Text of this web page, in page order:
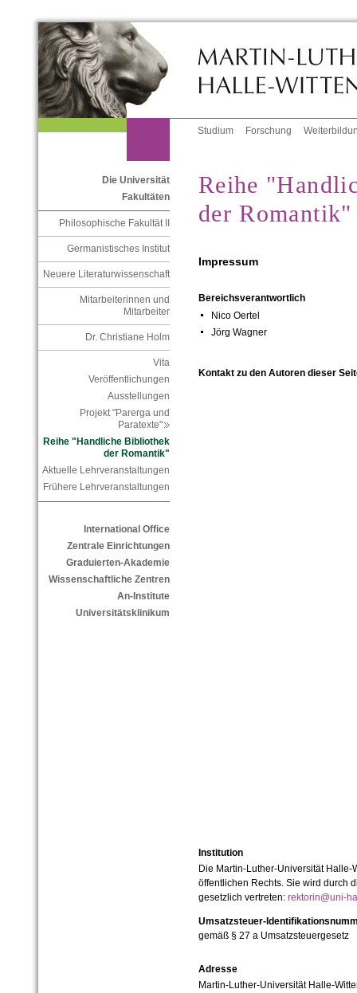
Studium Forschung
Die Universität
Fakultäten
Philosophische Fakultät II
Germanistisches Institut
Neuere Literaturwissenschaft
Mitarbeiterinnen und
Mitarbeiter
Dr. Christiane Holm
Vita
Veröffentlichungen
Ausstellungen
Projekt "Parerga und
Paratexte"
Reihe "Handliche Bibliothek
der Romantik"
Aktuelle Lehrveranstaltungen
Frühere Lehrveranstaltungen
International Office
Zentrale Einrichtungen
Graduierten-Akademie
Wissenschaftliche Zentren
An-Institute
Universitätsklinikum
Reihe
der Romantik"
Impressum
Bereichsverantwortlich
Nico Oertel
Jörg Wagner
Kontakt zu den Autoren dieser
Institution
Die Martin-Luther-Universität
öffentlichen Rechts. Sie wird durch
gesetzlich vertreten: rektorin@uni-
Umsatzsteuer-
gemäß § 27 a Umsatzsteuergesetz
Adresse
Martin-Luther-Universität Halle-